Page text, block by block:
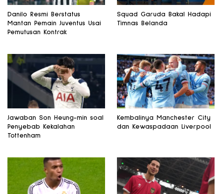
Danilo Resmi Berstatus
Mantan Pemain Juventus Usai
Pemutusan Kontrak
Squad Garuda Bakal Hadapi
Timnas Belanda
Jawaban Son Heung-min soal
Penyebab Kekalahan
Tottenham
Kembalinya Manchester City
dan Kewaspadaan Liverpool